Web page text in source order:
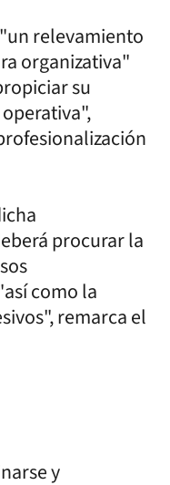
relevamiento
organizativa"
su
procurar la
como la
remarca el
y